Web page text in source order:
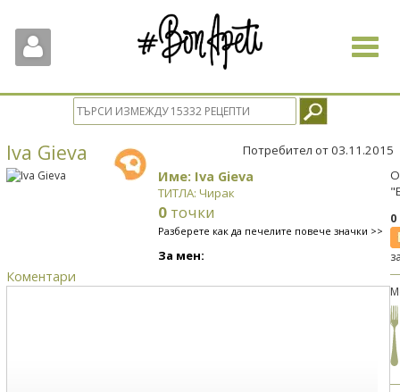
Toggle
Iva Gieva Потребител от 03.11.2015
Име: Iva Gieva
ТИТЛА: Чирак
0 точки
Разберете как да печелите повече значки >>
За мен:
Коментари